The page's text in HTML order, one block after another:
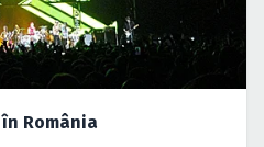
România